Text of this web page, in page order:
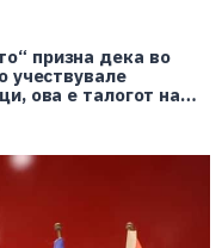
призна дека во
учествувале
ова е талогот на